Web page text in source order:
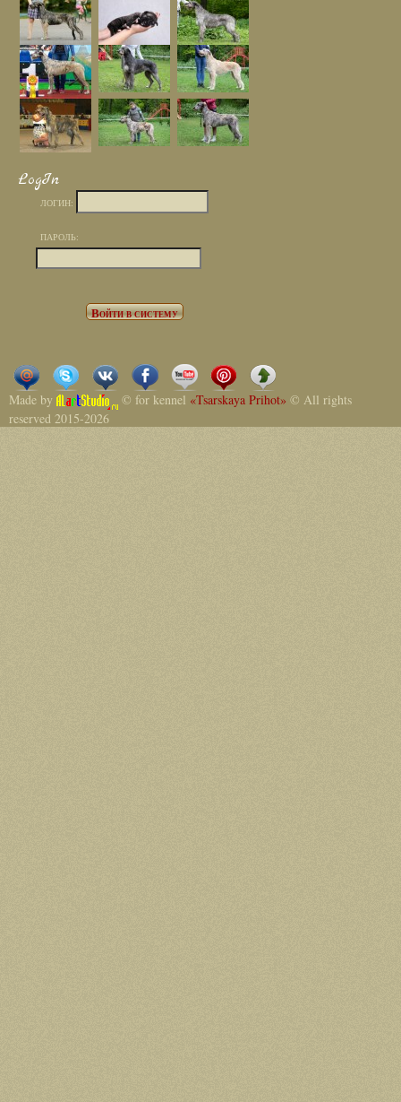
LogIn
ЛОГИН:
ПАРОЛЬ:
Made by © for kennel «Tsarskaya Prihot» © All rights
reserved 2015-2026